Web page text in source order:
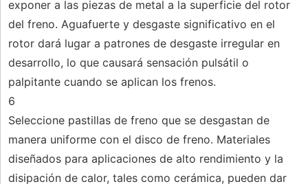
exponer a las piezas de metal a la superficie del rotor
del freno. Aguafuerte y desgaste significativo en el
rotor dará lugar a patrones de desgaste irregular en
desarrollo, lo que causará sensación pulsátil o
palpitante cuando se aplican los frenos.
6
Seleccione pastillas de freno que se desgastan de
manera uniforme con el disco de freno. Materiales
diseñados para aplicaciones de alto rendimiento y la
disipación de calor, tales como cerámica, pueden dar